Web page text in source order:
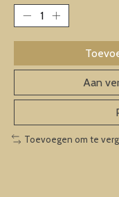
Aan
Toevoegen om te